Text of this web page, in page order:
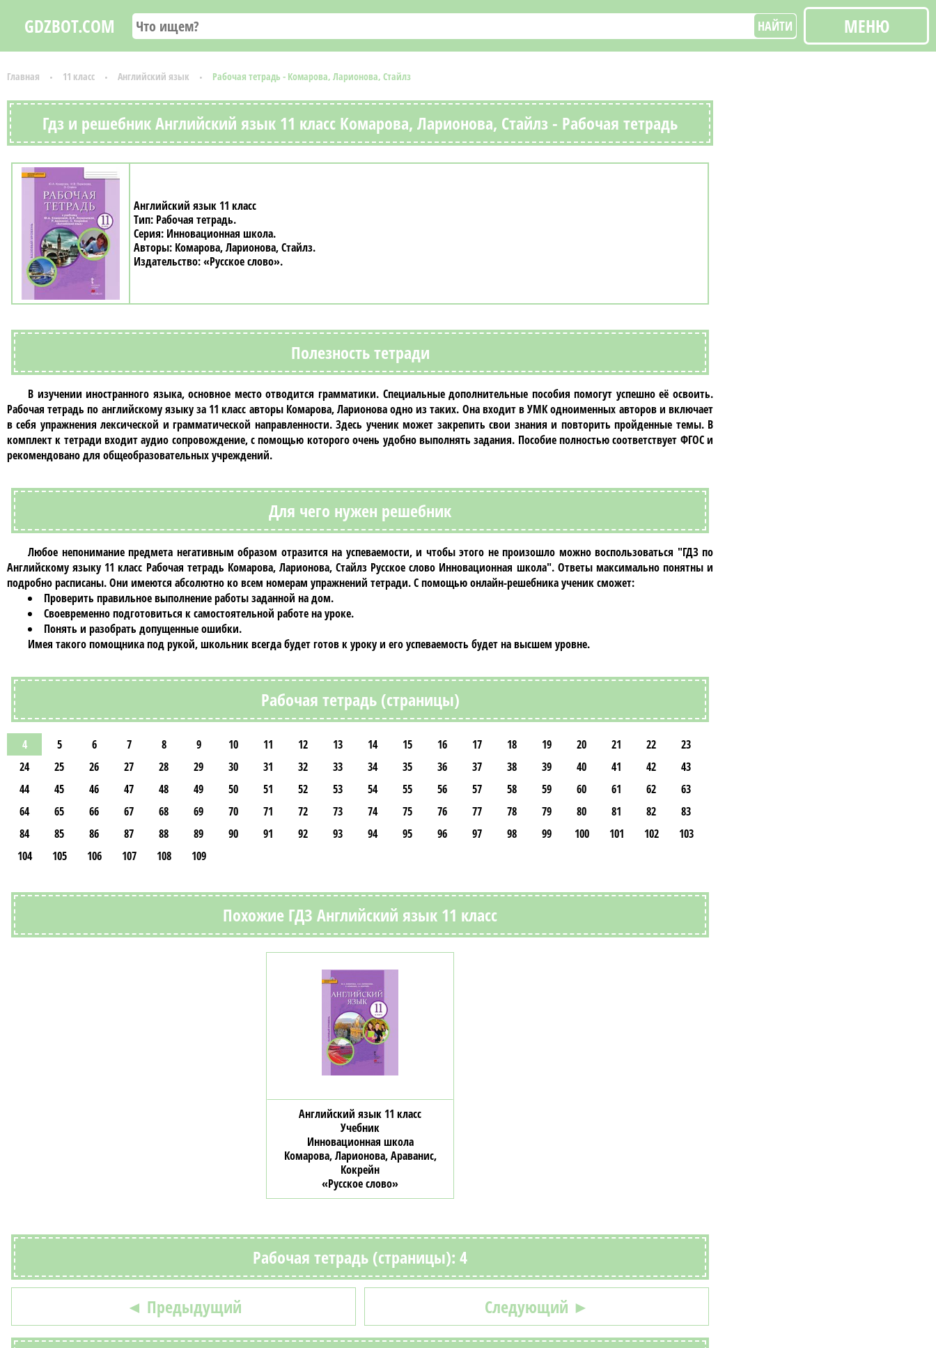
GDZBOT.COM НАЙТИ МЕНЮ
Главная 11 класс Английский язык Рабочая тетрадь - Комарова, Ларионова, Стайлз
Гдз и решебник Английский язык 11 класс Комарова, Ларионова, Стайлз - Рабочая тетрадь
Английский язык 11 класс
Рабочая тетрадь
Инновационная школа
Комарова, Ларионова, Стайлз
«Русское слово»
Полезность тетради
В изучении иностранного языка, основное место отводится грамматики. Специальные дополнительные пособия помогут успешно её освоить.
Рабочая тетрадь по английскому языку за 11 класс авторы Комарова, Ларионоваодно из таких. Она входит в УМК одноименных авторов и включает
в себя упражнения лексической и грамматической направленности. Здесь ученик может закрепить свои знания и повторить пройденные темы. В
комплект к тетради входит аудио сопровождение, с помощью которого очень удобно выполнять задания. Пособие полностью соответствует ФГОС и
рекомендовано для общеобразовательных учреждений.
Для чего нужен решебник
Любое непонимание предмета негативным образом отразится на успеваемости, и чтобы этого не произошло можно воспользоваться "ГДЗ по
Английскому языку 11 класс Рабочая тетрадь Комарова, Ларионова, Стайлз Русское слово Инновационная школа". Ответы максимально понятны и
подробно расписаны. Они имеются абсолютно ко всем номерам упражнений тетради. С помощьюонлайн-решебникаученик сможет:
Проверить правильное выполнение работы заданной на дом.
Своевременно подготовиться к самостоятельной работе на уроке.
Понять и разобрать допущенные ошибки.
Имея такого помощника под рукой, школьник всегда будет готов к уроку и его успеваемость будет на высшем уровне.
Рабочая тетрадь (страницы)
4 5 6 7 8 9 10 11 12 13 14 15 16 17 18 19 20 21 22
23
24
25 26 27 28 29 30 31 32 33 34 35 36 37 38 39 40 41 42
43
44
45 46 47 48 49 50 51 52 53 54 55 56 57 58 59 60 61 62
63
64
65 66 67 68 69 70 71 72 73 74 75 76 77 78 79 80 81 82
83
84
85 86 87 88 89 90 91 92 93 94 95 96 97 98 99 100 101 102
103
104
105 106 107 108 109
Похожие ГДЗ Английский язык 11 класс
Английский язык 11 класс
Учебник
Инновационная школа
Комарова, Ларионова, Араванис,
Кокрейн
«Русское слово»
Рабочая тетрадь (страницы): 4
◄ Предыдущий Следующий ►